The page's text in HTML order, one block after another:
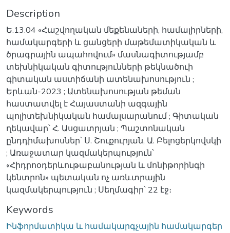
Description
Ե.13.04 «Հաշվողական մեքենաների, համալիրների,
համակարգերի և ցանցերի մաթեմատիկական և
ծրագրային ապահովում» մասնագիտությամբ
տեխնիկական գիտությունների թեկնածուի
գիտական աստիճանի ատենախոսություն ;
Երևան-2023 ; Ատենախոսության թեման
հաստատվել է Հայաստանի ազգային
պոլիտեխնիկական համալսարանում ; Գիտական
ղեկավար՝ Հ. Ասցատրյան ; Պաշտոնական
ընդդիմախոսներ՝ Ս. Շուքուրյան, Ա. Բելոցերկովսկի
; Առաջատար կազմակերպություն՝
«Հիդրոօդերևութաբանության և մոնիթորինգի
կենտրոն» պետական ոչ առևտրային
կազմակերպություն ; Սեղմագիր՝ 22 էջ։
Keywords
Ինֆորմատիկա և համակարգչային համակարգեր